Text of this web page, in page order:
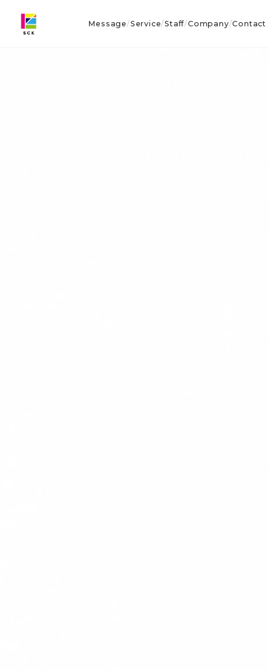
Message/Service/Staff/Company/Contact